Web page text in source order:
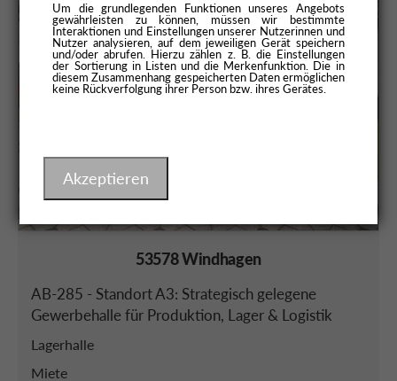
Anzahl separater
WC's:
1
Kaltmiete: 990 EUR
53578 Windhagen
AB-285 - Standort A3: Strategisch gelegene
Gewerbehalle für Produktion, Lager & Logistik
Lagerhalle
Miete
Um die grundlegenden Funktionen unseres Angebots
gewährleisten zu können, müssen wir bestimmte
Interaktionen und Einstellungen unserer Nutzerinnen und
Nutzer analysieren, auf dem jeweiligen Gerät speichern
und/oder abrufen. Hierzu zählen z. B. die Einstellungen
der Sortierung in Listen und die Merkenfunktion. Die in
diesem Zusammenhang gespeicherten Daten ermöglichen
keine Rückverfolgung ihrer Person bzw. ihres Gerätes.
Akzeptieren